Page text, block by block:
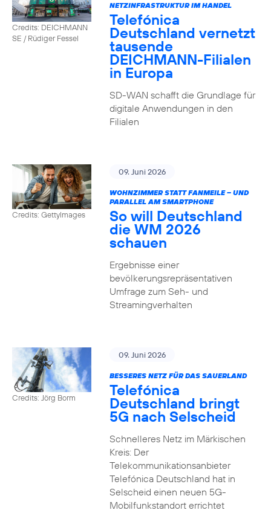
Credits: DEICHMANN
SE / Rüdiger Fessel
NETZINFRASTRUKTUR IM HANDEL
Telefónica
Deutschland vernetzt
tausende
DEICHMANN-Filialen
in Europa
SD-WAN schafft die Grundlage für
digitale Anwendungen in den
Filialen
Credits: GettyImages
09. Juni 2026
WOHNZIMMER STATT FANMEILE – UND
PARALLEL AM SMARTPHONE
So will Deutschland
die WM 2026
schauen
Ergebnisse einer
bevölkerungsrepräsentativen
Umfrage zum Seh- und
Streamingverhalten
Credits: Jörg Borm
09. Juni 2026
BESSERES NETZ FÜR DAS SAUERLAND
Telefónica
Deutschland bringt
5G nach Selscheid
Schnelleres Netz im Märkischen
Kreis: Der
Telekommunikationsanbieter
Telefónica Deutschland hat in
Selscheid einen neuen 5G-
Mobilfunkstandort errichtet